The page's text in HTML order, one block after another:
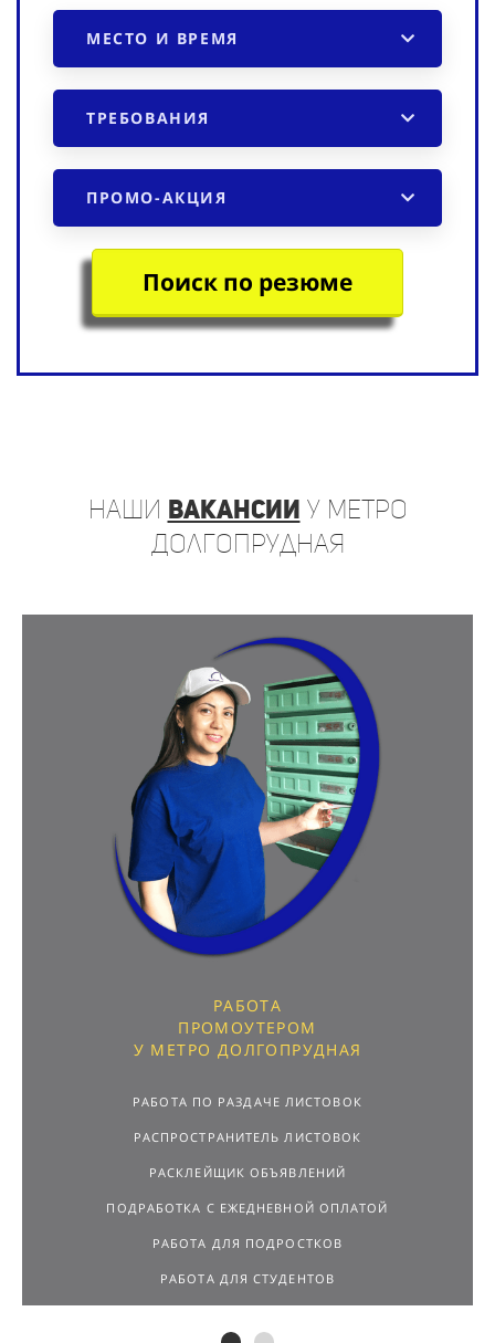
МЕСТО И ВРЕМЯ
ТРЕБОВАНИЯ
ПРОМО-АКЦИЯ
Поиск по резюме
наши вакансии у метро
Долгопрудная
РАБОТА
ПРОМОУТЕРОМ
У МЕТРО ДОЛГОПРУДНАЯ
РАБОТА ПО РАЗДАЧЕ ЛИСТОВОК
РАСПРОСТРАНИТЕЛЬ ЛИСТОВОК
РАСКЛЕЙЩИК ОБЪЯВЛЕНИЙ
ПОДРАБОТКА С ЕЖЕДНЕВНОЙ ОПЛАТОЙ
РАБОТА ДЛЯ ПОДРОСТКОВ
РАБОТА ДЛЯ СТУДЕНТОВ